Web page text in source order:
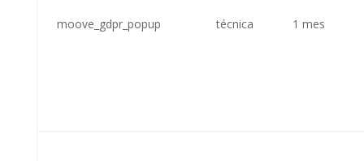
moove_gdpr_popup técnica 1 mes